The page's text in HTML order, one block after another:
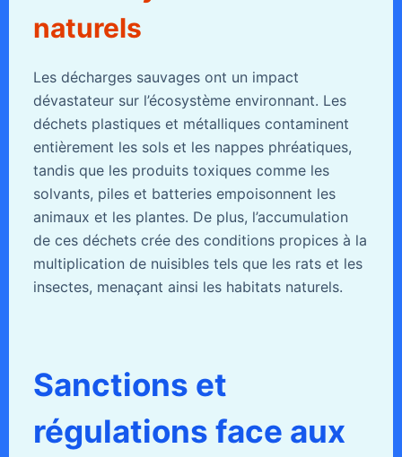
naturels
Les décharges sauvages ont un impact
dévastateur sur l’écosystème environnant. Les
déchets plastiques et métalliques contaminent
entièrement les sols et les nappes phréatiques,
tandis que les produits toxiques comme les
solvants, piles et batteries empoisonnent les
animaux et les plantes. De plus, l’accumulation
de ces déchets crée des conditions propices à la
multiplication de nuisibles tels que les rats et les
insectes, menaçant ainsi les habitats naturels.
Sanctions et
régulations face aux